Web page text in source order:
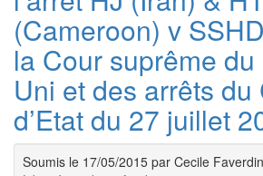
(Cameroon) v
la Cour suprême
Uni et des arrêts du
d’Etat du 27 juillet
Soumis le 17/05/2015 par Cecile